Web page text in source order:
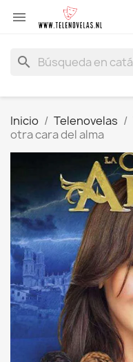

search
Inicio Telenovelas
otra cara del alma